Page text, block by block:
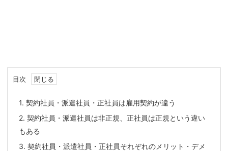
目次
1. 契約社員・派遣社員・正社員は雇用契約が違う
2. 契約社員・派遣社員は非正規、正社員は正規という違い
もある
3. 契約社員・派遣社員・正社員それぞれのメリット・デメ